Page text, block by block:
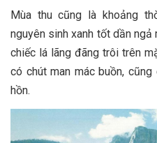
Mùa thu cũng là khoảng
nguyên sinh xanh tốt dần
chiếc lá lãng đãng trôi trên
có chút man mác buồn,
hồn.